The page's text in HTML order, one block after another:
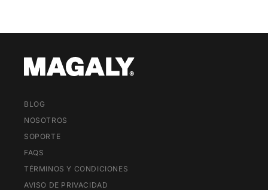
BLOG
NOSOTROS
SOPORTE
FAQS
TÉRMINOS Y CONDICIONES
AVISO DE PRIVACIDAD